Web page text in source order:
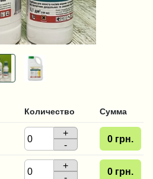
Количество Сумма
+
-
0 грн.
+
0 грн.